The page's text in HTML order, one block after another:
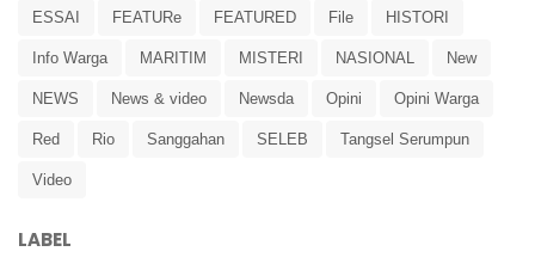
ESSAI FEATURe FEATURED File HISTORI
Info Warga MARITIM MISTERI NASIONAL New
NEWS News & video Newsda Opini Opini Warga
Red Rio Sanggahan SELEB Tangsel Serumpun
Video
LABEL